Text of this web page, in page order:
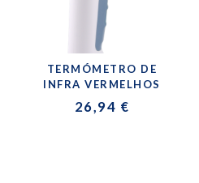
TERMÓMETRO DE
INFRA VERMELHOS
26,94 €